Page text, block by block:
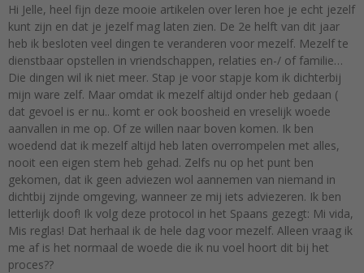
Hi Jelle, heel fijn deze mooie artikelen over leren hoe je echt jezelf
kunt zijn en dat je jezelf mag laten zien. De 2e helft van dit jaar
heb ik besloten veel dingen te veranderen voor mezelf. Mezelf te
dienstbaar opstellen in vriendschappen, relaties en-/ of familie…
Die dingen wil ik niet meer. Stap je voor stapje kom ik dichterbij
mijn ware zelf. Maar omdat ik mezelf altijd onder heb gedaan (
dat gevoel is er nu.. komt er ook boosheid en vreselijk woede
aanvallen in me op. Of ze willen naar boven komen. Ik ben
woedend dat ik mezelf altijd heb laten overrompelen met alles,
nooit een eigen stem heb gehad. Zelfs nu op het punt ben
gekomen, dat ik geen adviezen wol aannemen van niemand in
dichtbij zijnde omgeving, wanneer ze mij iets adviezeren. Ik ben
letterlijk doof! Ik volg deze protocol in het Spaans gezegt: Mi vida,
Mis reglas! Dat herhaal ik de hele dag voor mezelf. Alleen vraag ik
me af is het normaal de woede die ik nu voel hoort dit bij het
proces??